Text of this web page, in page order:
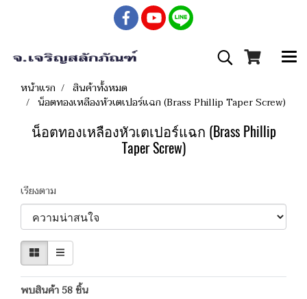
หน้าแรก
สินค้าทั้งหมด
น็อตทองเหลืองหัวเตเปอร์แฉก (Brass Phillip Taper Screw)
น็อตทองเหลืองหัวเตเปอร์แฉก (Brass Phillip
Taper Screw)
เรียงตาม
พบสินค้า 58 ชิ้น